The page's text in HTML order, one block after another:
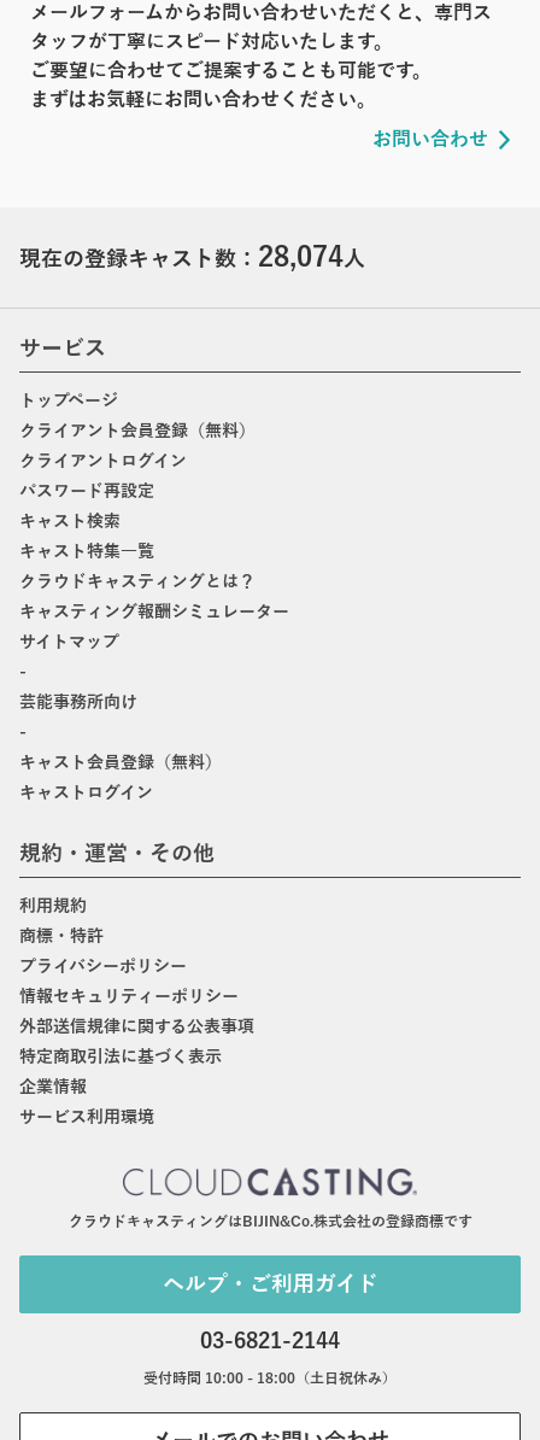
メールフォームからお問い合わせいただくと、専門ス
タッフが丁寧にスピード対応いたします。
ご要望に合わせてご提案することも可能です。
まずはお気軽にお問い合わせください。
お問い合わせ
現在の登録キャスト数： 28,074人
サービス
トップページ
クライアント会員登録（無料）
クライアントログイン
パスワード再設定
キャスト検索
キャスト特集一覧
クラウドキャスティングとは？
キャスティング報酬シミュレーター
サイトマップ
-
芸能事務所向け
-
キャスト会員登録（無料）
キャストログイン
規約・運営・その他
利用規約
商標・特許
プライバシーポリシー
情報セキュリティーポリシー
外部送信規律に関する公表事項
特定商取引法に基づく表示
企業情報
サービス利用環境
クラウドキャスティングはBIJIN&Co.株式会社の登録商標です
ヘルプ・ご利用ガイド
03-6821-2144
受付時間 10:00 - 18:00（土日祝休み）